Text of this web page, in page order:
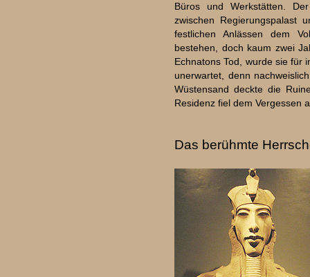
Büros und Werkstätten.
zwischen Regierungspalast
festlichen Anlässen dem
bestehen, doch kaum zwei
Echnatons Tod, wurde sie für
unerwartet, denn
Wüstensand deckte die
Residenz fiel dem Vergessen
Das berühmte